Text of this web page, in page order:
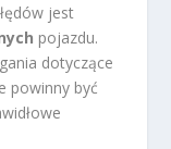
jest
pojazdu.
dotyczące
powinny być